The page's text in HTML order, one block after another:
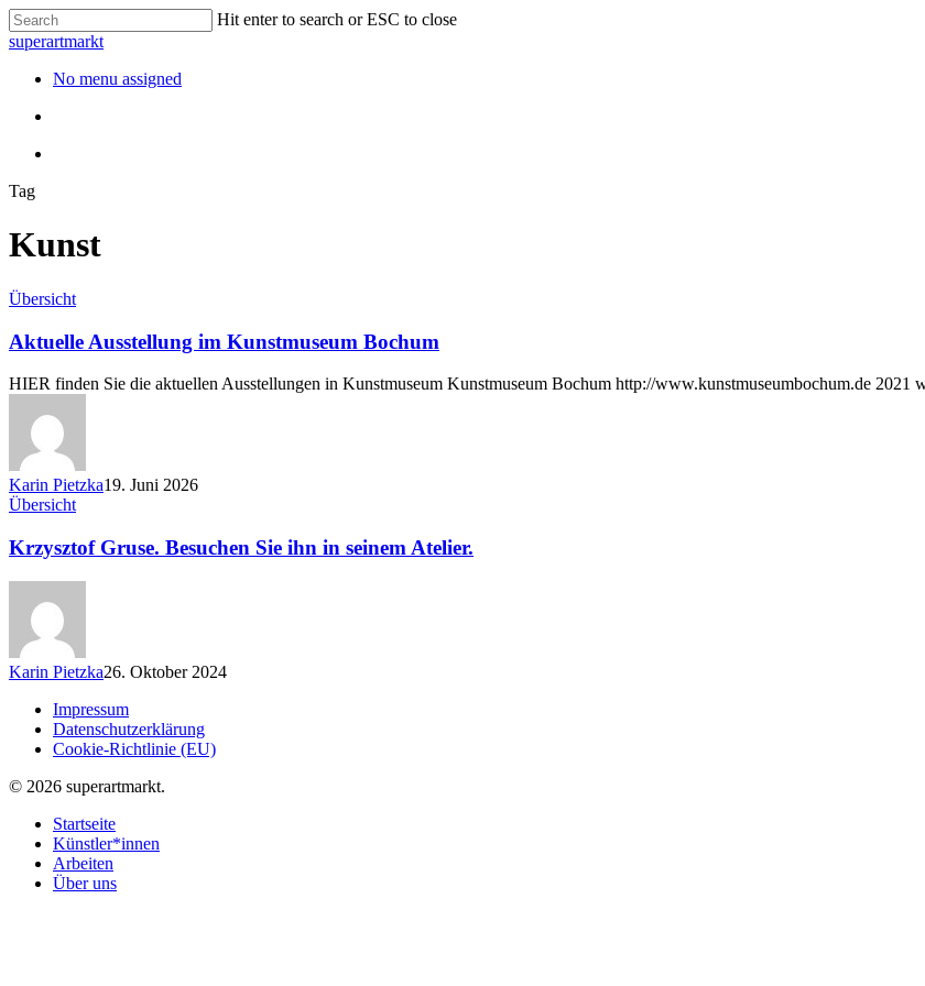
Hit enter to search or ESC to close
superartmarkt
No menu assigned
Tag
Kunst
Übersicht
Aktuelle Ausstellung im Kunstmuseum Bochum
HIER finden Sie die aktuellen Ausstellungen in Kunstmuseum Kunstmuseum Bochum http://www.kunstmuseumbochum.de 2021
Karin Pietzka19. Juni 2026
Übersicht
Krzysztof Gruse. Besuchen Sie ihn in seinem Atelier.
Karin Pietzka26. Oktober 2024
Impressum
Datenschutzerklärung
Cookie-Richtlinie (EU)
© 2026 superartmarkt.
Startseite
Künstler*innen
Arbeiten
Über uns